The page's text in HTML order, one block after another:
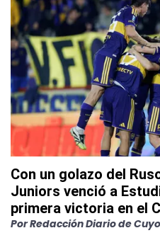
Con un golazo del
Juniors venció a
primera victoria en el
PorRedacción Diario de Cuyo